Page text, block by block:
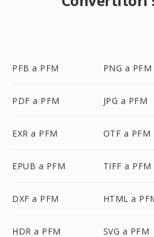
PFB a PFM PNG a PFM
PDF a PFM JPG a PFM
EXR a PFM OTF a PFM
EPUB a PFM TIFF a PFM
DXF a PFM HTML a
HDR a PFM SVG a PFM